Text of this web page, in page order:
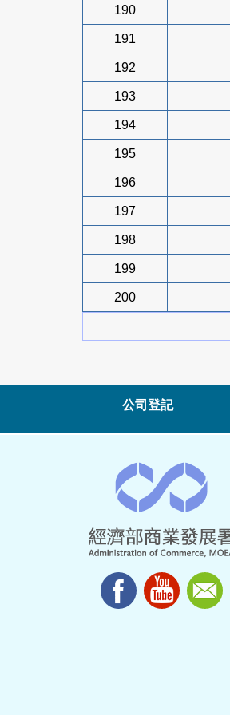
190
191
192
193
194
195
196
197
198
199
200
公司登記